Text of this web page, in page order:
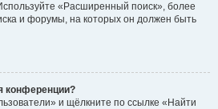
«Расширенный поиск», более
и форумы, на которых он должен быть
конференции?
и щёлкните по ссылке «Найти